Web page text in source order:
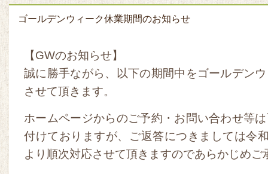
ゴールデンウィーク休業期間のお知らせ
【GWのお知らせ】
誠に勝手ながら、以下の期間中をゴールデン
させて頂きます。
ホームページからのご予約・お問い合わせ等
付けておりますが、ご返答につきましては令
より順次対応させて頂きますのであらかじめご